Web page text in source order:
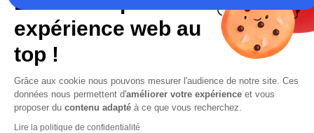
expérience web au
top !
Grâce aux cookie nous pouvons mesurer l'audience de notre site. Ces
données nous permettent d'améliorer votre expérience et vous
proposer du contenu adapté à ce que vous recherchez.
Lire la politique de confidentialité
Conclusion
La compétitivité industrielle ne dépend pas
seulement des machines utilisées, mais aussi de la
qualité de leur entretien. En s’appuyant sur des